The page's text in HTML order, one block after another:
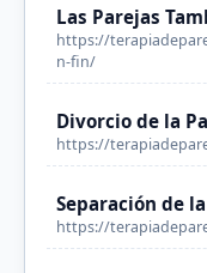
Las Parejas
https://
n-fin/
Divorcio de la
https://
Separación de
https://